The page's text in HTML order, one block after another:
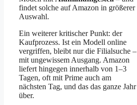
findet solche auf Amazon in größerer
Auswahl.
Ein weiterer kritischer Punkt: der
Kaufprozess. Ist ein Modell online
vergriffen, bleibt nur die Filialsuche –
mit ungewissem Ausgang. Amazon
liefert hingegen innerhalb von 1–3
Tagen, oft mit Prime auch am
nächsten Tag, und das das ganze Jahr
über.